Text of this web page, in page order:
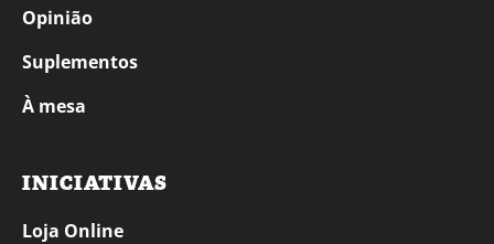
Opinião
Suplementos
À mesa
INICIATIVAS
Loja Online